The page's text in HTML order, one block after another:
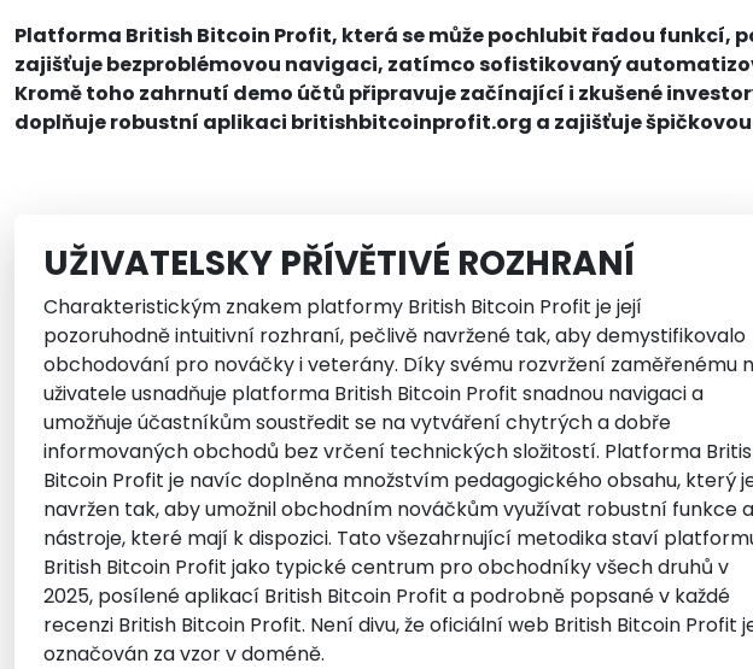
Platforma British Bitcoin Profit, která se může pochlubit řadou funkcí,
zajišťuje bezproblémovou navigaci, zatímco sofistikovaný
Kromě toho zahrnutí demo účtů připravuje začínající i zkušené
doplňuje robustní aplikaci britishbitcoinprofit.org a zajišťuje
UŽIVATELSKY PŘÍVĚTIVÉ ROZHRANÍ
Charakteristickým znakem platformy British Bitcoin Profit je její
pozoruhodně intuitivní rozhraní, pečlivě navržené tak, aby demystifikovalo
obchodování pro nováčky i veterány. Díky svému rozvržení zaměřenému
uživatele usnadňuje platforma British Bitcoin Profit snadnou navigaci a
umožňuje účastníkům soustředit se na vytváření chytrých a dobře
informovaných obchodů bez vrčení technických složitostí. Platforma
Bitcoin Profit je navíc doplněna množstvím pedagogického obsahu, který
navržen tak, aby umožnil obchodním nováčkům využívat robustní funkce a
nástroje, které mají k dispozici. Tato všezahrnující metodika staví
British Bitcoin Profit jako typické centrum pro obchodníky všech druhů v
2025, posílené aplikací British Bitcoin Profit a podrobně popsané v každé
recenzi British Bitcoin Profit. Není divu, že oficiální web British Bitcoin Profit
označován za vzor v doméně.